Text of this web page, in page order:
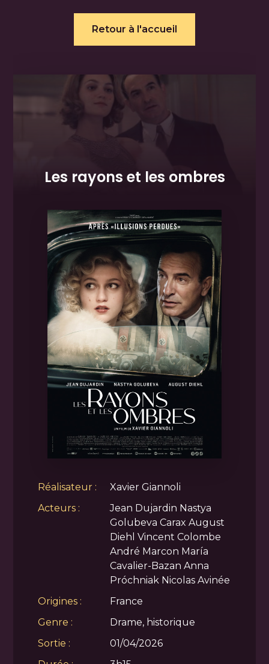
Retour à l'accueil
Les rayons et les ombres
Réalisateur :
Xavier Giannoli
Acteurs :
Jean Dujardin Nastya
Golubeva Carax August
Diehl Vincent Colombe
André Marcon María
Cavalier-Bazan Anna
Próchniak Nicolas Avinée
Origines :
France
Genre :
Drame, historique
Sortie :
01/04/2026